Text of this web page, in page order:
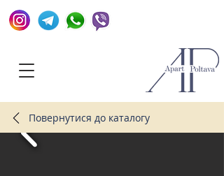
Повернутися до каталогу